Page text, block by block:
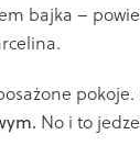
bajka –
pokoje.
No i to